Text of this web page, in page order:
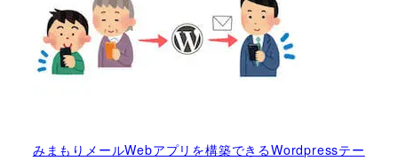
みまもりメールWebアプリを構築できるWordpressテー